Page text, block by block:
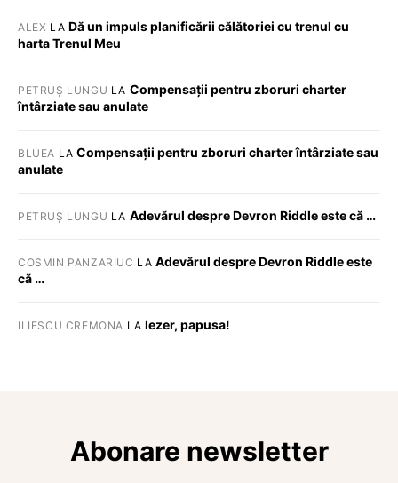
ALEX LA Dă un impuls planificării călătoriei cu trenul cu
harta Trenul Meu
PETRUȘ LUNGU LA Compensații pentru zboruri charter
întârziate sau anulate
BLUEA LACompensații pentru zboruri charter întârziate sau
anulate
PETRUȘ LUNGU LA Adevărul despre Devron Riddle este că …
COSMIN PANZARIUC LA Adevărul despre Devron Riddle este
că …
ILIESCU CREMONA LA Iezer, papusa!
Abonare newsletter